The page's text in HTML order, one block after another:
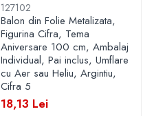
127102
Balon din Folie Metalizata,
Figurina Cifra, Tema
Aniversare 100 cm, Ambalaj
Individual, Pai inclus, Umflare
cu Aer sau Heliu, Argintiu,
Cifra 5
18,13 Lei